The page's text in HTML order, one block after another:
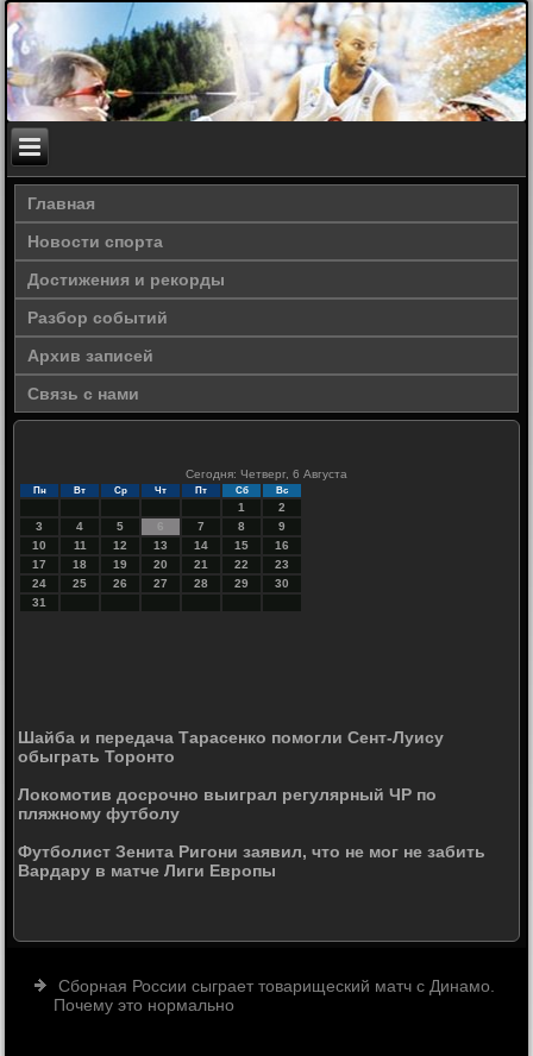
Главная
Новости спорта
Достижения и рекорды
Разбор событий
Архив записей
Связь с нами
Сегодня: Четверг, 6 Августа
Пн Вт Ср Чт Пт Сб Вс
1
2
3
4 5 6 7 8
9
10
11 12 13 14 15
16
17
18 19 20 21 22
23
24
25 26 27 28 29
30
31
Шайба и передача Тарасенко помогли Сент-Луису
обыграть Торонто
Локомотив досрочно выиграл регулярный ЧР по
пляжному футболу
Футболист Зенита Ригони заявил, что не мог не забить
Вардару в матче Лиги Европы
Сборная России сыграет товарищеский матч с Динамо.
Почему это нормально